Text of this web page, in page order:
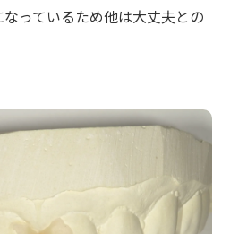
っているため他は大丈夫との